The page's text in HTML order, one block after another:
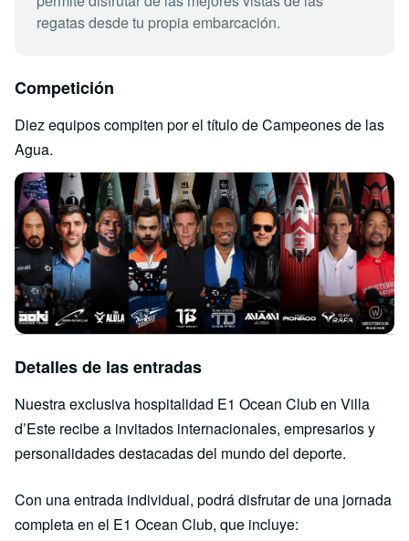
regatas desde tu propia embarcación.
Competición
Diez equipos compiten por el título de Campeones de las
Agua.
Detalles de las entradas
Nuestra exclusiva hospitalidad E1 Ocean Club en Villa
d’Este recibe a invitados internacionales, empresarios y
personalidades destacadas del mundo del deporte.
Con una entrada individual, podrá disfrutar de una jornada
completa en el E1 Ocean Club, que incluye: